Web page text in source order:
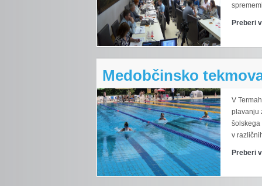
Preberi
Medobčinsko
V
plavanju
v
Preberi